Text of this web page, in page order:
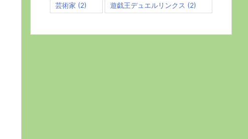
芸術家 (2) 遊戯王デュエルリンクス (2)